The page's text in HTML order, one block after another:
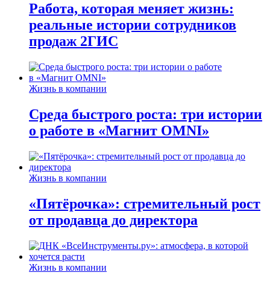
Работа, которая меняет жизнь:
реальные истории сотрудников
продаж 2ГИС
Жизнь в компании
Среда быстрого роста: три истории
о работе в «Магнит OMNI»
Жизнь в компании
«Пятёрочка»: стремительный рост
от продавца до директора
Жизнь в компании